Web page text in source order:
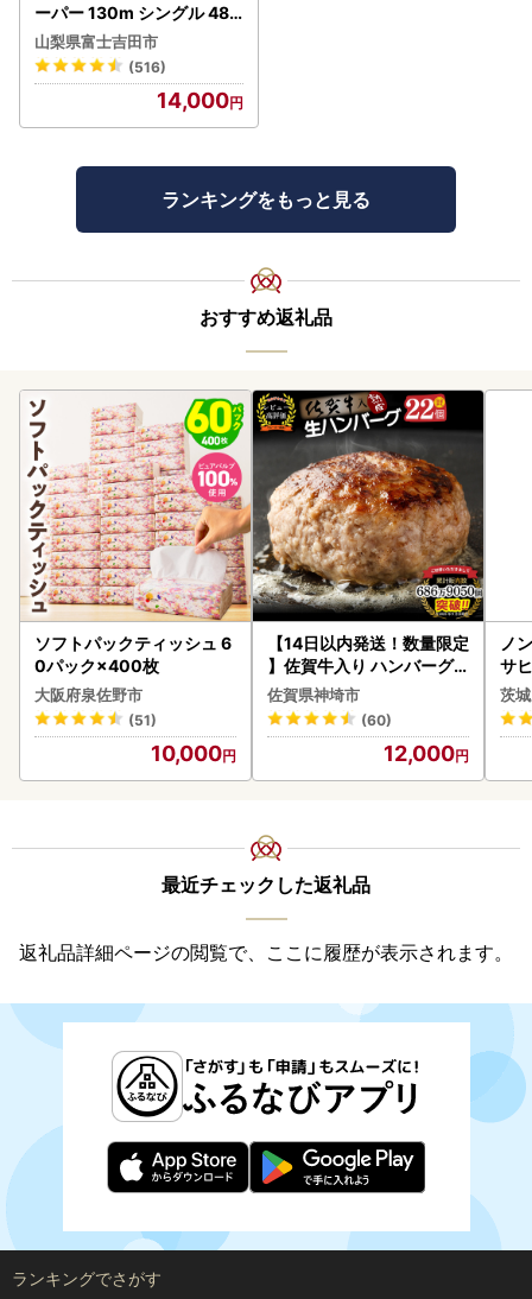
ーパー 130m シングル 48R
芯なし 3倍巻 トイレット
山梨県富士吉田市
(516)
14,000
ランキングをもっと見る
おすすめ返礼品
ソフトパックティッシュ 6
0パック×400枚
大阪府泉佐野市
(51)
10,000
【14日以内発送！数量限定
】佐賀牛入り ハンバーグ 2
2個 2.6kg(120g×22個)(H
083106)
佐賀県神埼市
(60)
12,000
ノ
サ
本
守
茨
最近チェックした返礼品
返礼品詳細ページの閲覧で、ここに履歴が表示されます。
ランキングでさがす